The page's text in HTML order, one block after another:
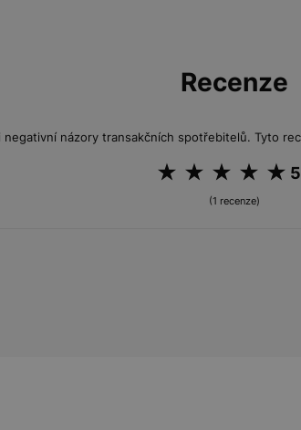
Recenze
názory transakčních spotřebitelů. Tyto
(1 recenze)